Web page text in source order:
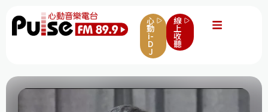
心
動
i-
D
J
線
上
收
聽